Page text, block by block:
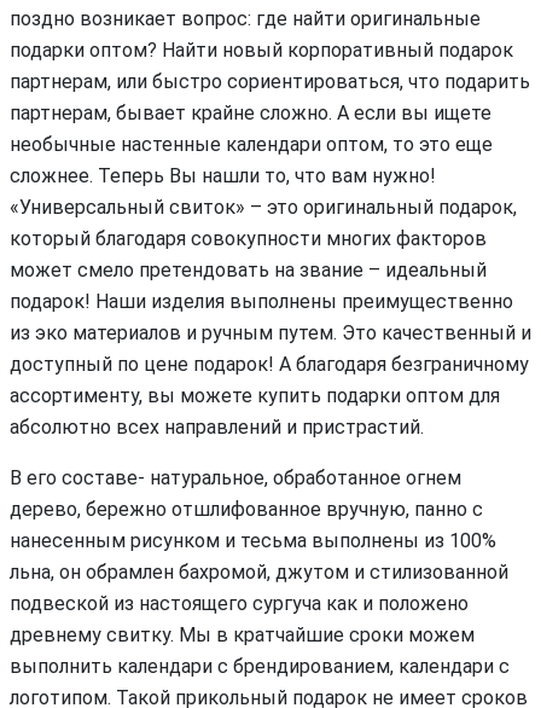
поздно возникает вопрос: где найти оригинальные
подарки оптом? Найти новый корпоративный подарок
партнерам, или быстро сориентироваться, что подарить
партнерам, бывает крайне сложно. А если вы ищете
необычные настенные календари оптом, то это еще
сложнее. Теперь Вы нашли то, что вам нужно!
«Универсальный свиток» – это оригинальный подарок,
который благодаря совокупности многих факторов
может смело претендовать на звание – идеальный
подарок! Наши изделия выполнены преимущественно
из эко материалов и ручным путем. Это качественный и
доступный по цене подарок! А благодаря безграничному
ассортименту, вы можете купить подарки оптом для
абсолютно всех направлений и пристрастий.
В его составе- натуральное, обработанное огнем
дерево, бережно отшлифованное вручную, панно с
нанесенным рисунком и тесьма выполнены из 100%
льна, он обрамлен бахромой, джутом и стилизованной
подвеской из настоящего сургуча как и положено
древнему свитку. Мы в кратчайшие сроки можем
выполнить календари с брендированием, календари с
логотипом. Такой прикольный подарок не имеет сроков